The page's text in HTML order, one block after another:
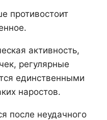
противостоит
активность,
регулярные
единственными
наростов.
после неудачного